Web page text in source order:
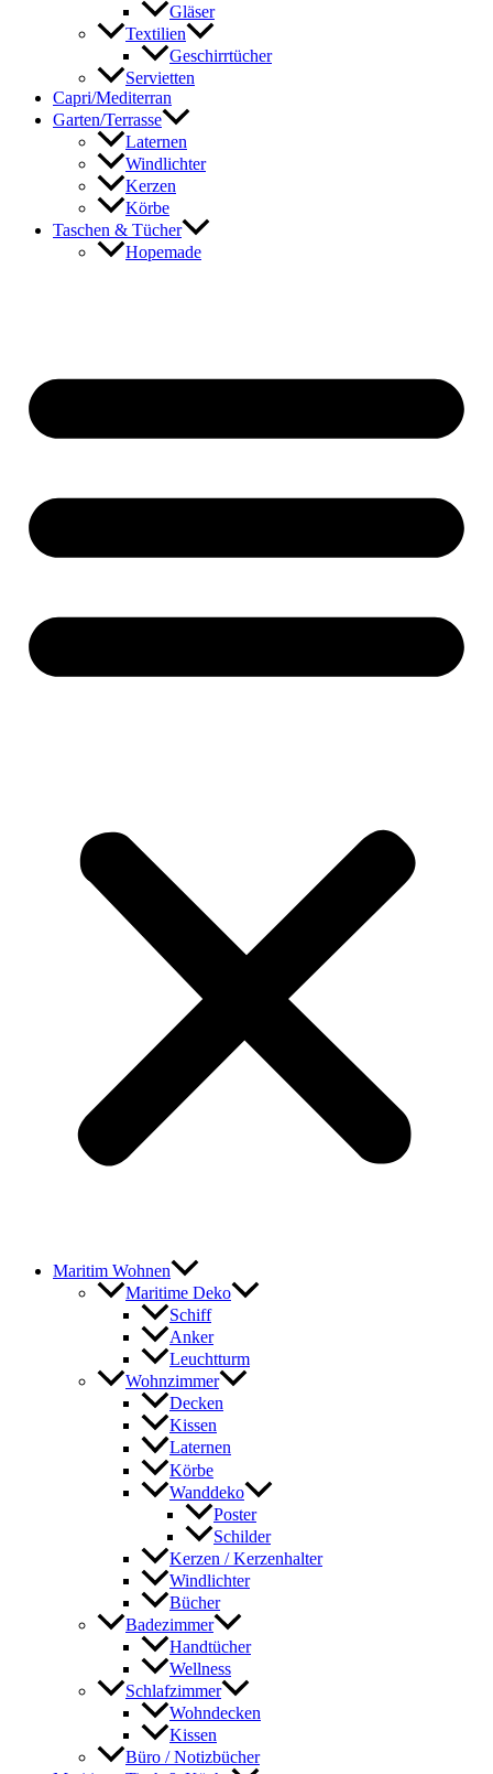
Gläser
Textilien
Geschirrtücher
Servietten
Capri/Mediterran
Garten/Terrasse
Laternen
Windlichter
Kerzen
Körbe
Taschen & Tücher
Hopemade
Maritim Wohnen
Maritime Deko
Schiff
Anker
Leuchtturm
Wohnzimmer
Decken
Kissen
Laternen
Körbe
Wanddeko
Poster
Schilder
Kerzen / Kerzenhalter
Windlichter
Bücher
Badezimmer
Handtücher
Wellness
Schlafzimmer
Wohndecken
Kissen
Büro / Notizbücher